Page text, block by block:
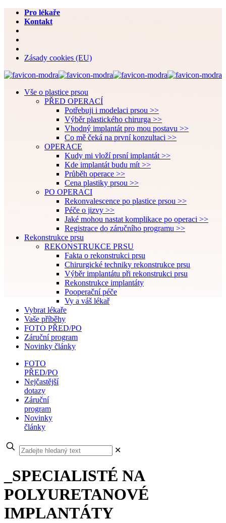
Pro lékaře
Kontakt
Zásady cookies (EU)
Vše o plastice prsou
PŘED OPERACÍ
Potřebuji i modelaci prsou >>
Výběr plastického chirurga >>
Vhodný implantát pro mou postavu >>
Co mě čeká na první konzultaci >>
OPERACE
Kudy mi vloží prsní implantát >>
Kde implantát budu mít >>
Průběh operace >>
Cena plastiky prsou >>
PO OPERACI
Rekonvalescence po plastice prsou >>
Péče o jizvy >>
Jaké mohou nastat komplikace po operaci >>
Registrace do záručního programu >>
Rekonstrukce prsu
REKONSTRUKCE PRSU
Fakta o rekonstrukci prsu
Chirurgické techniky rekonstrukce prsu
Výběr implantátu při rekonstrukci prsu
Rekonstrukce implantáty
Pooperační péče
Vy a váš lékař
Vybrat lékaře
Vaše příběhy
FOTO PŘED/PO
Záruční program
Novinky články
FOTO
PŘED/PO
Nejčastější
dotazy
Záruční
program
Novinky
články
✕
_SPECIALISTÉ NA
POLYURETANOVÉ
IMPLANTÁTY